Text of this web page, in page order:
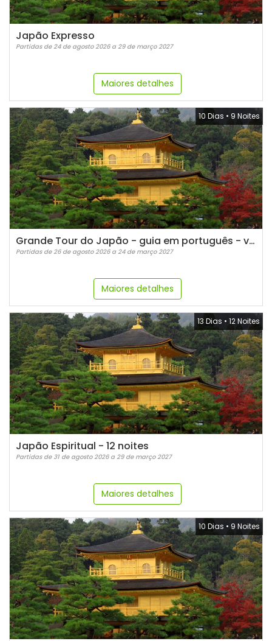
Japão Expresso
Partidas de 24 de agosto 2026 a 29 de março 2027
Maiores detalhes
10 Dias • 9 Noites
Grande Tour do Japão - guia em português - verão 2026
Partidas de 26 de agosto 2026 a 24 de março 2027
Maiores detalhes
13 Dias • 12 Noites
Japão Espiritual - 12 noites
Partidas de 31 de agosto 2026 a 29 de março 2027
Maiores detalhes
10 Dias • 9 Noites